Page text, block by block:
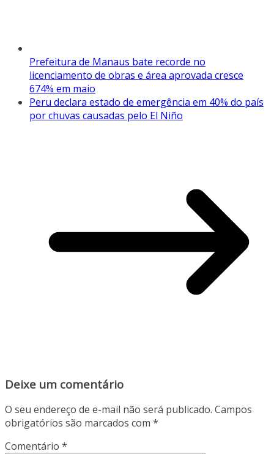
Prefeitura de Manaus bate recorde no
licenciamento de obras e área aprovada cresce
674% em maio
Peru declara estado de emergência em 40% do país
por chuvas causadas pelo El Niño
Deixe um comentário
O seu endereço de e-mail não será publicado. Campos
obrigatórios são marcados com *
Comentário *